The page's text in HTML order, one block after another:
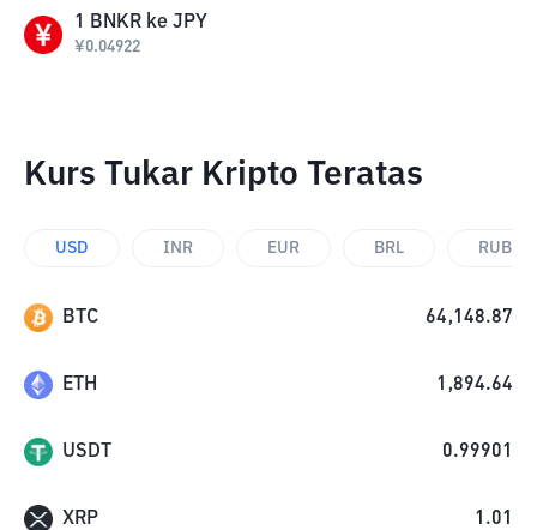
1 BNKR ke JPY
¥0.04922
Kurs Tukar Kripto Teratas
USD INR EUR BRL RUB
BTC 64,148.87
ETH 1,894.64
USDT 0.99901
XRP 1.01